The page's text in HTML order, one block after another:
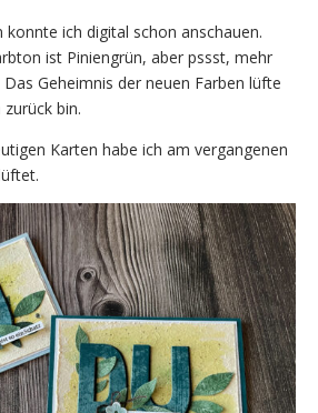
konnte ich digital schon anschauen.
ist Piniengrün, aber pssst, mehr
Geheimnis der neuen Farben lüfte
bin.
Karten habe ich am vergangenen